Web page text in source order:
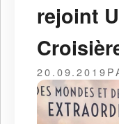
rejoint
20.09.2019